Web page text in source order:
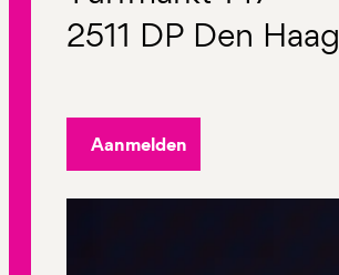
2511 DP Den Haag
Aanmelden